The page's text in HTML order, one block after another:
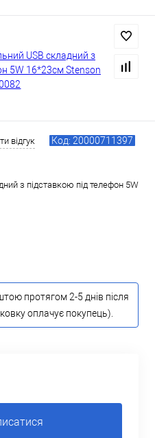
відгук Код: 20000711397
з підставкою під телефон 5W
протягом 2-5 днів після
оплачує покупець).